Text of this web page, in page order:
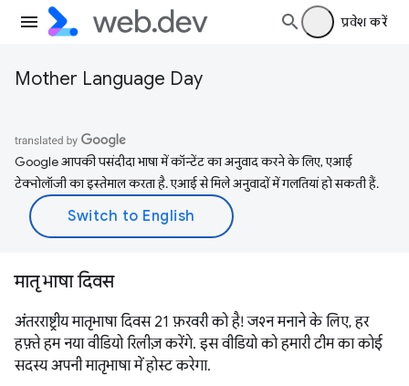
प्रवेश करें
Mother Language Day
Google आपकी पसंदीदा भाषा में कॉन्टेंट का अनुवाद करने के लिए, एआई
टेक्नोलॉजी का इस्तेमाल करता है. एआई से मिले अनुवादों में गलतियां हो सकती हैं.
मातृ भाषा दिवस
अंतरराष्ट्रीय मातृभाषा दिवस 21 फ़रवरी को है! जश्न मनाने के लिए, हर
हफ़्ते हम नया वीडियो रिलीज़ करेंगे. इस वीडियो को हमारी टीम का कोई
सदस्य अपनी मातृभाषा में होस्ट करेगा.